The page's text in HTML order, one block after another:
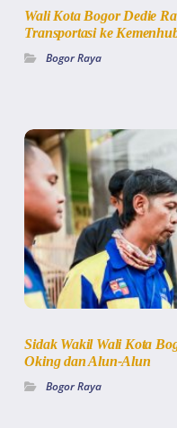
Wali Kota Bogor Dedie
Transportasi ke
Bogor Raya
Sidak Wakil Wali Kota
Oking dan Alun-Alun
Bogor Raya